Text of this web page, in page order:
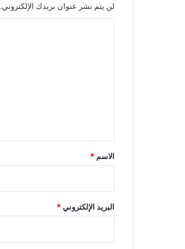
لن يتم نشر عنوان بريدك الإلكتروني.
*
الاسم *
البريد الإلكتروني*